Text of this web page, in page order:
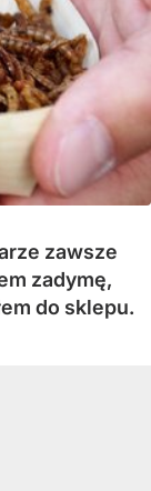
zawsze
zadymę,
do sklepu.